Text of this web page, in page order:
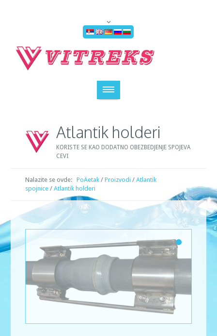
Atlantik holderi
KORISTE SE KAO DODATNO OBEZBEDJENJE SPOJEVA
CEVI
Nalazite se ovde:PoÄetak /Proizvodi /Atlantik
spojnice /Atlantik holderi